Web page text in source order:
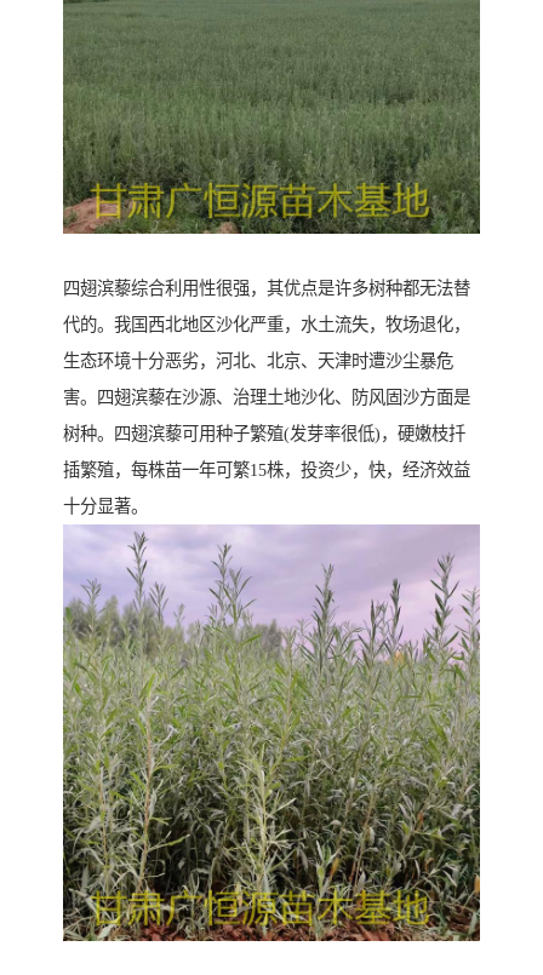
四翅滨藜综合利用性很强，其优点是许多树种都无法替
代的。我国西北地区沙化严重，水土流失，牧场退化，
生态环境十分恶劣，河北、北京、天津时遭沙尘暴危
害。四翅滨藜在沙源、治理土地沙化、防风固沙方面是
树种。四翅滨藜可用种子繁殖(发芽率很低)，硬嫩枝扦
插繁殖，每株苗一年可繁15株，投资少，快，经济效益
十分显著。